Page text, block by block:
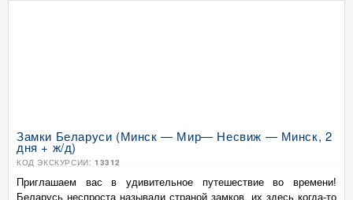
Замки Беларуси (Минск — Мир— Несвиж — Минск, 2
дня + ж/д)
КОД ЭКСКУРСИИ: 13312
Приглашаем вас в удивительное путешествие во времени!
Беларусь неспроста называли страной замков, их здесь когда-то